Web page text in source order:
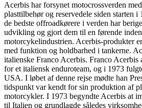
Acerbis har forsynet motocrossverden
plasttilbehør og reservedele siden starten i
de bedste offroadkørere i verden har
udvikling og gjort dem til en førende
motorcykelindustrien. Acerbis-produkter
med funktion og holdbarhed i tankerne.
italienske Franco Acerbis. Franco Acerbis
for et italiensk enduroteam, og i 1973
USA. I løbet af denne rejse mødte han
tidspunkt var kendt for sin produktion af
motorcykler. I 1973 begyndte Acerbis at
til Italien og grundlagde således